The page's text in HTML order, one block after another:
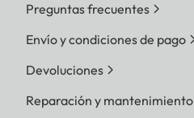
Preguntas frecuentes
Envío y condiciones de pago
Devoluciones
Reparación y mantenimiento